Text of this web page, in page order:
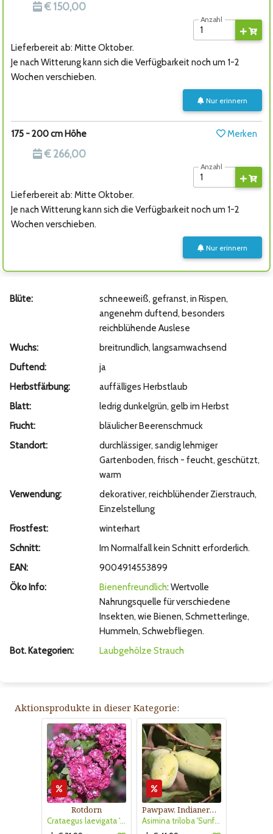
€ 150,00
Anzahl
Lieferbereit ab: Mitte Oktober.
Je nach Witterung kann sich die Verfügbarkeit noch um 1-2
Wochen verschieben.
Nur erinnern
175 - 200 cm Höhe Merken
€ 266,00
Anzahl
Lieferbereit ab: Mitte Oktober.
Je nach Witterung kann sich die Verfügbarkeit noch um 1-2
Wochen verschieben.
Nur erinnern
Blüte:
schneeweiß, gefranst, in Rispen,
angenehm duftend, besonders
reichblühende Auslese
Wuchs:
breitrundlich, langsamwachsend
Duftend:
ja
Herbstfärbung:
auffälliges Herbstlaub
Blatt:
ledrig dunkelgrün, gelb im Herbst
Frucht:
bläulicher Beerenschmuck
Standort:
durchlässiger, sandig lehmiger
Gartenboden, frisch - feucht, geschützt,
warm
Verwendung:
dekorativer, reichblühender Zierstrauch,
Einzelstellung
Frostfest:
winterhart
Schnitt:
Im Normalfall kein Schnitt erforderlich.
EAN:
9004914553899
Öko Info:
Bienenfreundlich: Wertvolle
Nahrungsquelle für verschiedene
Insekten, wie Bienen, Schmetterlinge,
Hummeln, Schwebfliegen.
Bot. Kategorien:
Laubgehölze Strauch
Aktionsprodukte in dieser Kategorie:
Rotdorn
Crataegus laevigata 'Pauls Scarlet'
Pawpaw, Indianerbanane
Asimina triloba 'Sunflower'